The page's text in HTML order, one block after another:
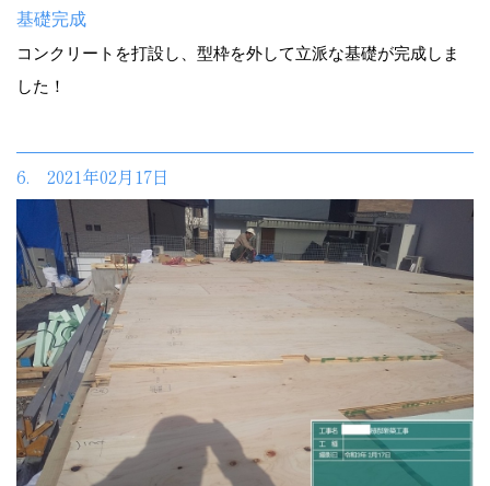
基礎完成
コンクリートを打設し、型枠を外して立派な基礎が完成しま
した！
6. 2021年02月17日